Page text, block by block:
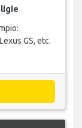
GS, etc.